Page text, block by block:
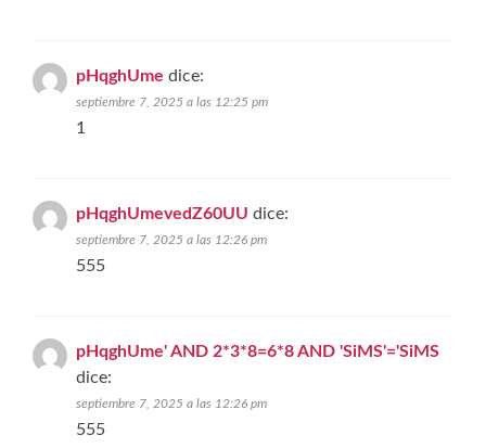
pHqghUme dice:
septiembre 7, 2025 a las 12:25 pm
1
pHqghUmevedZ60UU dice:
septiembre 7, 2025 a las 12:26 pm
555
pHqghUme' AND 2*3*8=6*8 AND 'SiMS'='SiMS
dice:
septiembre 7, 2025 a las 12:26 pm
555